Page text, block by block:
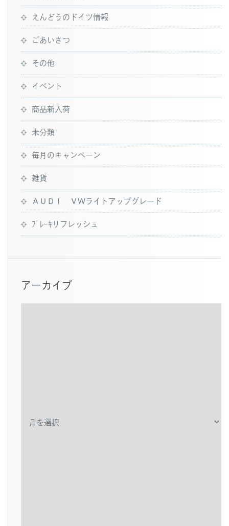
えんどうのドイツ情報
ごあいさつ
その他
イベント
商品新入荷
未分類
毎月のキャンペーン
雑貨
ＡＵＤＩ ＶＷライトアップグレード
ﾌﾞﾚｰｷリフレッシュ
アーカイブ